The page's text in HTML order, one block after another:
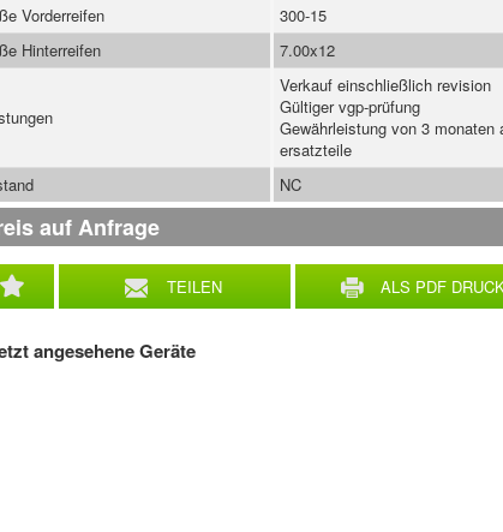
TEILEN ALS PDF
Vorderreifen
300-15
Hinterreifen
7.00x12
Verkauf einschließlich revision
Gültiger vgp-prüfung
Gewährleistung von 3 monaten
ersatzteile
NC
auf Anfrage
angesehene Geräte